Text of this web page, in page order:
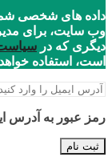
داده های شخصی شما
وب سایت، برای
دیگری که در
است، استفاده
رمز عبور به آدرس
ثبت نام